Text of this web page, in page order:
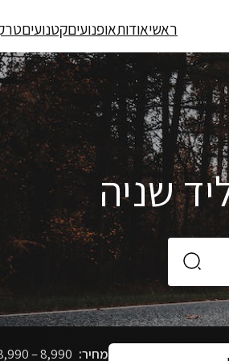
ראשיאודותאופנועיםקטנועים
שניה
מחיר: 8,990
–